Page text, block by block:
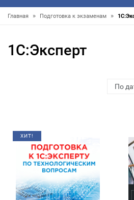
Главная » Подготовка к экзаменам »
1С:Эксперт
ХИТ!